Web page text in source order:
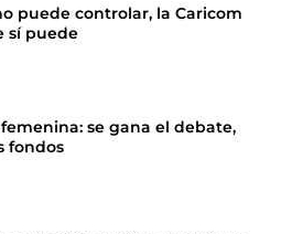
puede controlar, la Caricom
sí puede
se gana el debate,
fondos